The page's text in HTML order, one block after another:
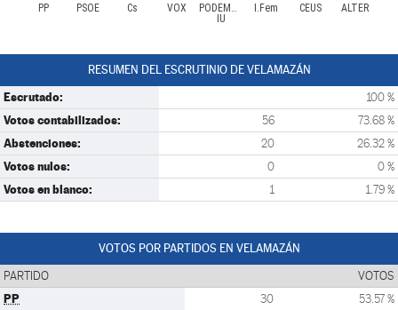
PP PSOE Cs VOX
PODEMOS-
IU
I.Fem CEUS ALTER
RESUMEN DEL ESCRUTINIO DE VELAMAZÁN
Escrutado: 100 %
Votos contabilizados: 56 73.68 %
Abstenciones: 20 26.32 %
Votos nulos: 0 0 %
Votos en blanco: 1 1.79 %
VOTOS POR PARTIDOS EN VELAMAZÁN
PARTIDO VOTOS
PP 30 53.57 %